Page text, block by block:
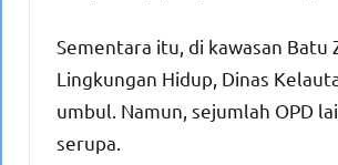
Sementara itu, di kawasan Batu
Lingkungan Hidup, Dinas
umbul. Namun, sejumlah OPD
serupa.